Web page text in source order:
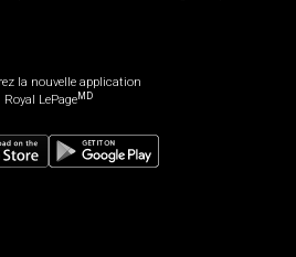
la nouvelle application
Royal LePageMD